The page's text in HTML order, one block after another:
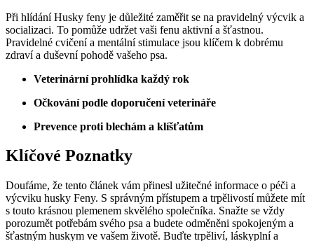
Při hlídání Husky feny je důležité zaměřit se na pravidelný výcvik a
socializaci. To pomůže udržet vaši fenu aktivní a šťastnou.
Pravidelné cvičení a mentální stimulace jsou klíčem k dobrému
zdraví a duševní pohodě vašeho psa.
Veterinární prohlídka každý rok
Očkování podle doporučení veterináře
Prevence proti blechám a klíšťatům
Klíčové Poznatky
Doufáme, že tento článek vám přinesl užitečné informace o péči a
výcviku husky Feny. S správným přístupem a trpělivostí můžete mít
s touto krásnou plemenem skvělého společníka. Snažte se vždy
porozumět potřebám svého psa a budete odměněni spokojeným a
šťastným huskym ve vašem životě. Buďte trpěliví, láskyplní a